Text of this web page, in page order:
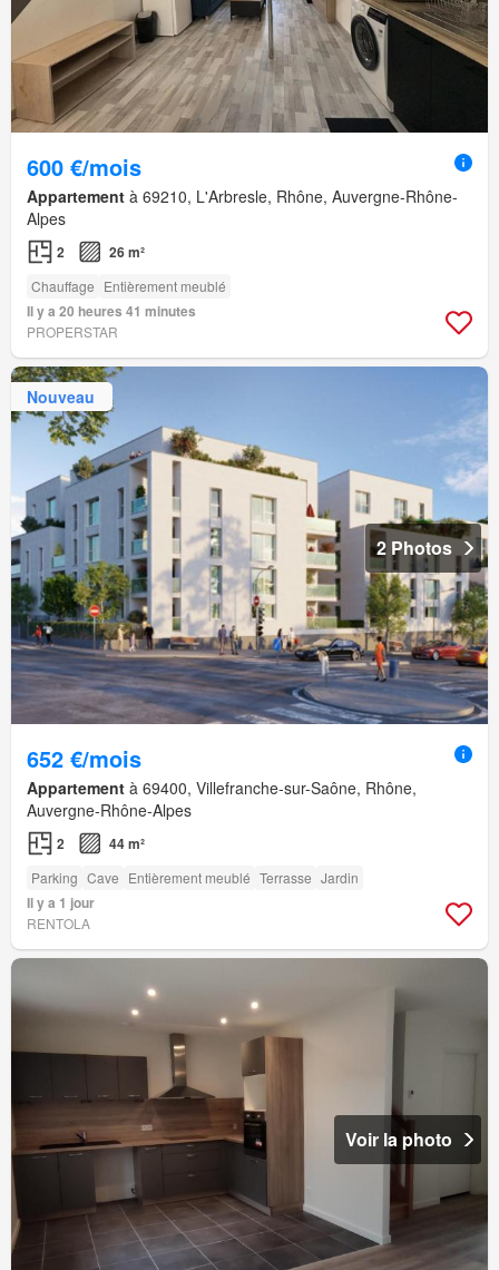
600 €/mois
Appartement à 69210, L'Arbresle, Rhône, Auvergne-Rhône-
Alpes
2 26 m²
Chauffage Entièrement meublé
Il y a 20 heures 41 minutes
PROPERSTAR
Nouveau
2 Photos
652 €/mois
Appartement à 69400, Villefranche-sur-Saône, Rhône,
Auvergne-Rhône-Alpes
2 44 m²
Parking Cave Entièrement meublé Terrasse Jardin
Il y a 1 jour
RENTOLA
Voir la photo